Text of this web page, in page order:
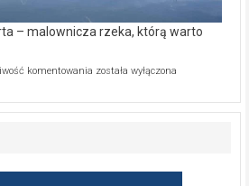
– malownicza rzeka, którą warto
komentowania Ekologiczne
–
warto
została wyłączona